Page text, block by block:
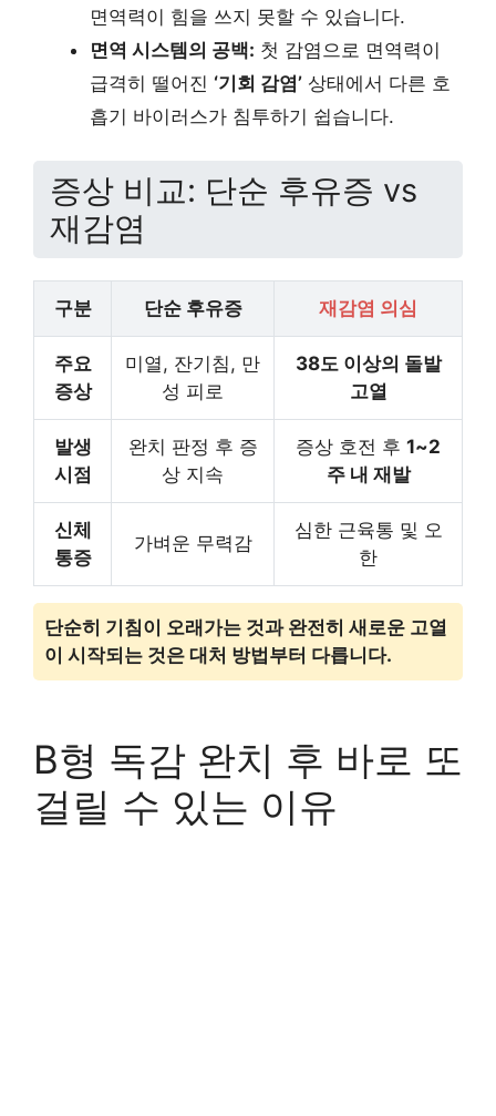
면역력이 힘을 쓰지 못할 수 있습니다.
면역 시스템의 공백: 첫 감염으로 면역력이
급격히 떨어진 ‘기회 감염’ 상태에서 다른 호
흡기 바이러스가 침투하기 쉽습니다.
증상 비교: 단순 후유증 vs
재감염
구분 단순 후유증 재감염 의심
주요
증상
미열, 잔기침, 만
성 피로
38도 이상의 돌발
고열
발생
시점
완치 판정 후 증
상 지속
증상 호전 후 1~2
주 내 재발
신체
통증
가벼운 무력감
심한 근육통 및 오
한
단순히 기침이 오래가는 것과 완전히 새로운 고열
이 시작되는 것은 대처 방법부터 다릅니다.
B형 독감 완치 후 바로 또
걸릴 수 있는 이유